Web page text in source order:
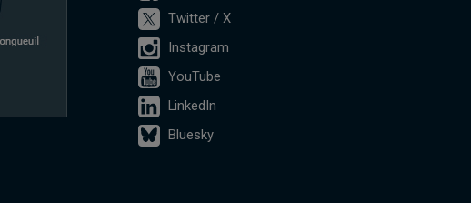
Twitter / X
Instagram
YouTube
LinkedIn
Bluesky